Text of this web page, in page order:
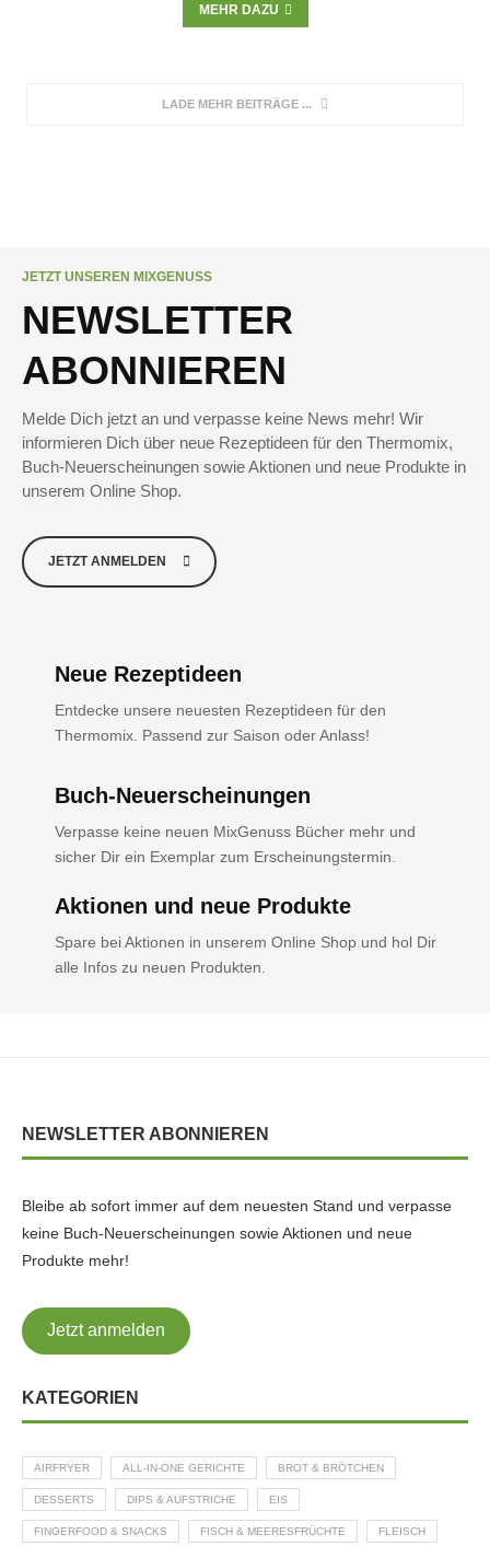
MEHR DAZU
LADE MEHR BEITRÄGE
JETZT UNSEREN MIXGENUSS
NEWSLETTER
ABONNIEREN
Melde Dich jetzt an und verpasse keine News mehr! Wir
informieren Dich über neue Rezeptideen für den Thermomix,
Buch-Neuerscheinungen sowie Aktionen und neue Produkte in
unserem Online Shop.
JETZT ANMELDEN
Neue Rezeptideen
Entdecke unsere neuesten Rezeptideen für den
Thermomix. Passend zur Saison oder Anlass!
Buch-Neuerscheinungen
Verpasse keine neuen MixGenuss Bücher mehr und
sicher Dir ein Exemplar zum Erscheinungstermin.
Aktionen und neue Produkte
Spare bei Aktionen in unserem Online Shop und hol Dir
alle Infos zu neuen Produkten.
NEWSLETTER ABONNIEREN
Bleibe ab sofort immer auf dem neuesten Stand und verpasse
keine Buch-Neuerscheinungen sowie Aktionen und neue
Produkte mehr!
Jetzt anmelden
KATEGORIEN
AIRFRYER ALL-IN-ONE GERICHTE BROT & BRÖTCHEN
DESSERTS DIPS & AUFSTRICHE EIS
FINGERFOOD & SNACKS FISCH & MEERESFRÜCHTE FLEISCH